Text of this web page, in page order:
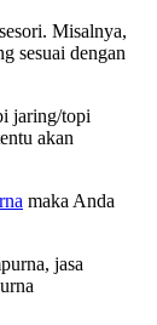
Misalnya,
sesuai dengan
jaring/topi
akan
maka Anda
jasa